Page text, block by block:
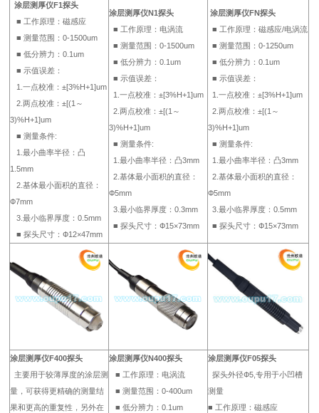
涂层测厚仪F1探头
■ 工作原理：磁感应
■ 测量范围：0-1500um
■ 低分辨力：0.1um
■ 示值误差：
1.一点校准：±[3%H+1]um
2.两点校准：±[(1～
3)%H+1]um
■ 测量条件:
1.最小曲率半径：凸
1.5mm
2.基体最小面积的直径：
Ф7mm
3.最小临界厚度：0.5mm
■ 探头尺寸：Ф12×47mm
涂层测厚仪N1探头
■ 工作原理：电涡流
■ 测量范围：0-1500um
■ 低分辨力：0.1um
■ 示值误差：
1.一点校准：±[3%H+1]um
2.两点校准：±[(1～
3)%H+1]um
■ 测量条件:
1.最小曲率半径：凸3mm
2.基体最小面积的直径：
Ф5mm
3.最小临界厚度：0.3mm
■ 探头尺寸：Ф15×73mm
涂层测厚仪FN探头
■ 工作原理：磁感应/电涡流
■ 测量范围：0-1250um
■ 低分辨力：0.1um
■ 示值误差：
1.一点校准：±[3%H+1]um
2.两点校准：±[(1～
3)%H+1]um
■ 测量条件:
1.最小曲率半径：凸3mm
2.基体最小面积的直径：
Ф5mm
3.最小临界厚度：0.5mm
■ 探头尺寸：Ф15×73mm
涂层测厚仪F400探头
主要用于较薄厚度的涂层测
量，可获得更精确的测量结
果和更高的重复性，另外在
涂层测厚仪N400探头
■ 工作原理：电涡流
■ 测量范围：0-400um
■ 低分辨力：0.1um
涂层测厚仪F05探头
探头外径Ф5,专用于小凹槽
测量
■ 工作原理：磁感应